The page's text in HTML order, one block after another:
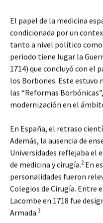
El papel de la medicina
condicionada por un
tanto a nivel político
periodo tiene lugar la
1714) que concluyó con el
los Borbones. Este estuvo
las “Reformas
modernización en el
En España, el retraso
Además, la ausencia de
Universidades reflejaba el
de medicina y cirugía.2 En
personalidades fueron
Colegios de Cirugía. Entre
Lacombe en 1718 fue
Armada.3